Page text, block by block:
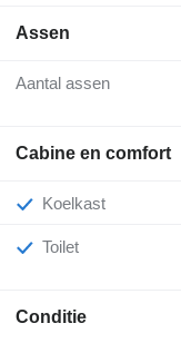
Assen
Aantal assen
Cabine en comfort
Koelkast
Toilet
Conditie